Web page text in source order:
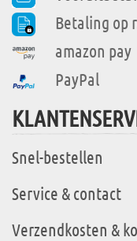
Betaling op
amazon pay
PayPal
Snel-bestellen
Service & contact
Verzendkosten &